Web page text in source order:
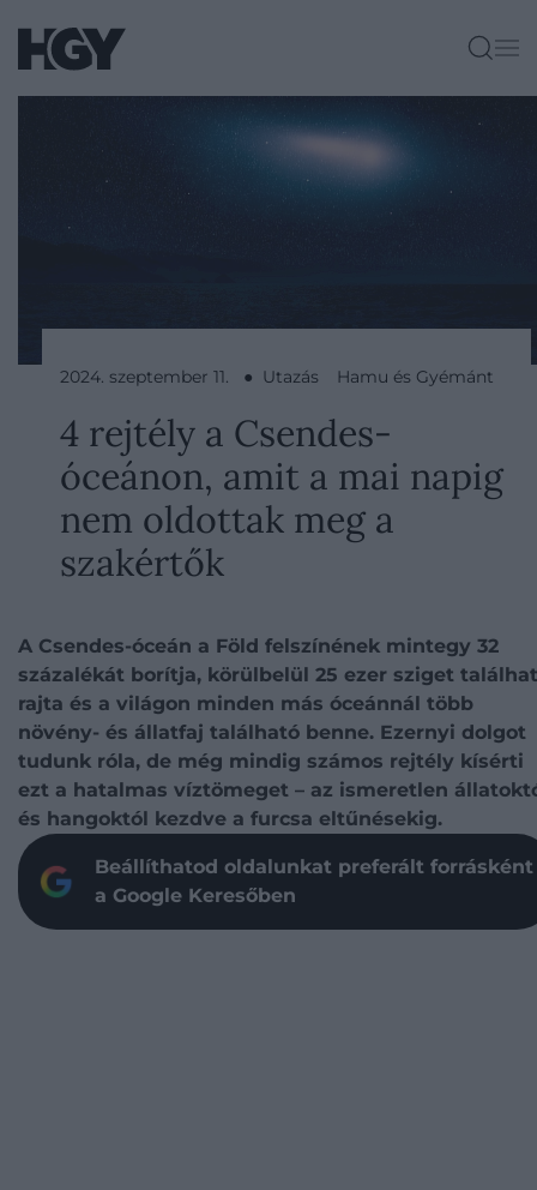
2024. szeptember 11. ● Utazás Hamu és Gyémánt
4 rejtély a Csendes-
óceánon, amit a mai napig
nem oldottak meg a
szakértők
A Csendes-óceán a Föld felszínének mintegy 32
százalékát borítja, körülbelül 25 ezer sziget
rajta és a világon minden más óceánnál több
növény- és állatfaj található benne. Ezernyi dolgot
tudunk róla, de még mindig számos rejtély kísérti
ezt a hatalmas víztömeget – az ismeretlen
és hangoktól kezdve a furcsa eltűnésekig.
Beállíthatod oldalunkat preferált forrásként
a Google Keresőben